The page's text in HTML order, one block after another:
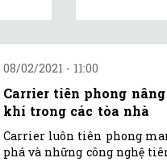
08/02/2021 - 11:00
Carrier tiên phong
khí trong các tòa nhà
Carrier luôn tiên phong
phá và những công nghệ